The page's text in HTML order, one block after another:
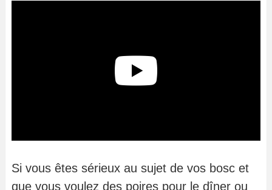
Si vous êtes sérieux au sujet de vos bosc et
que vous voulez des poires pour le dîner ou